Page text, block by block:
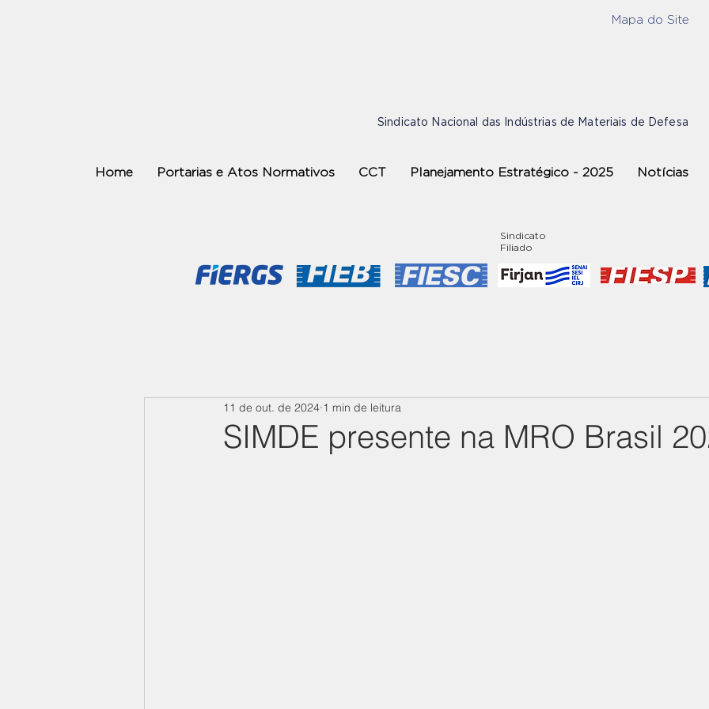
Mapa do Site
Sindicato Nacional das Indústrias de Materiais de Defesa
Home Portarias e Atos Normativos CCT Planejamento Estratégico - 2025 Notícias
Sindicato
Filiado
SIMDE presente na MRO Brasil
11 de out. de 2024 1 min de leitura